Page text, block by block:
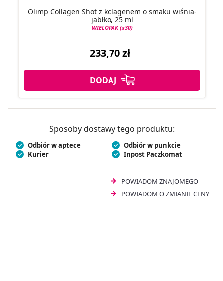
Olimp Collagen Shot z kolagenem o smaku wiśnia-
jabłko, 25 ml
WIELOPAK (x30)
233,70 zł
Sposoby dostawy tego produktu:
Odbiór w aptece
Odbiór w punkcie
Kurier
Inpost Paczkomat
POWIADOM ZNAJOMEGO
POWIADOM O ZMIANIE CENY